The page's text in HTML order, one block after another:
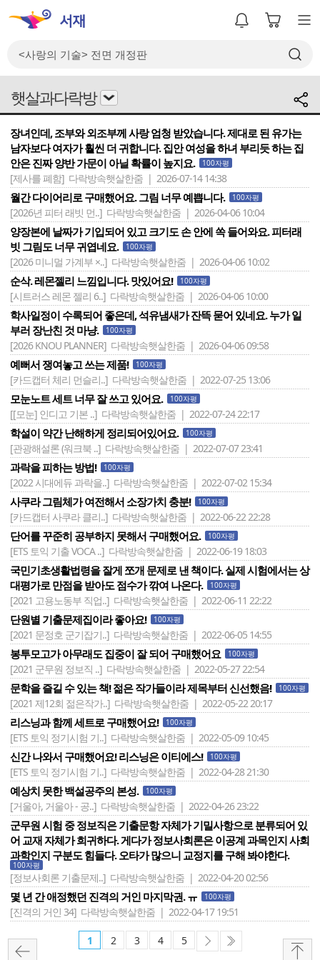
햇살과다락방
장녀인데, 조부와 외조부께 사랑 엄청 받았습니다. 제대로 된 유가는
남자보다 여자가 훨씬 더 귀합니다. 집안 여성을 하녀 부리듯 하는 집
안은 진짜 양반 가문이 아닐 확률이 높지요.
100자평
[제사를 폐함] 다락방속햇살한줌 | 2026-07-14 14:38
월간 다이어리로 구매했어요. 그림 너무 예쁩니다. 100자평
[2026년 피터 래빗 먼..] 다락방속햇살한줌 | 2026-04-06 10:04
양장본에 날짜가 기입되어 있고 크기도 손 안에 쏙 들어와요. 피터래
빗 그림도 너무 귀엽네요.
100자평
[2026 미니멀 가계부 ×..] 다락방속햇살한줌 | 2026-04-06 10:02
순삭. 레몬젤리 느낌입니다. 맛있어요! 100자평
[시트러스 레몬 젤리 6..] 다락방속햇살한줌 | 2026-04-06 10:00
학사일정이 수록되어 좋은데, 석유냄새가 잔뜩 묻어 있네요. 누가 일
부러 장난친 것 마냥.
100자평
[2026 KNOU PLANNER] 다락방속햇살한줌 | 2026-04-06 09:58
예뻐서 쟁여놓고 쓰는 제품! 100자평
[카드캡터 체리 먼슬리..] 다락방속햇살한줌 | 2022-07-25 13:06
모눈노트 세트 너무 잘 쓰고 있어요. 100자평
[[모눈] 인디고 기본 ..] 다락방속햇살한줌 | 2022-07-24 22:17
학설이 약간 난해하게 정리되어있어요. 100자평
[관광해설론 (워크북 ..] 다락방속햇살한줌 | 2022-07-07 23:41
과락을 피하는 방법! 100자평
[2022 시대에듀 과락을..] 다락방속햇살한줌 | 2022-07-02 15:34
사쿠라 그림체가 여전해서 소장가치 충분! 100자평
[카드캡터 사쿠라 클리..] 다락방속햇살한줌 | 2022-06-22 22:28
단어를 꾸준히 공부하지 못해서 구매했어요. 100자평
[ETS 토익 기출 VOCA ..] 다락방속햇살한줌 | 2022-06-19 18:03
국민기초생활법령을 잘게 쪼개 문제로 낸 책이다. 실제 시험에서는 상
대평가로 만점을 받아도 점수가 깎여 나온다.
100자평
[2021 고용노동부 직업..] 다락방속햇살한줌 | 2022-06-11 22:22
단원별 기출문제집이라 좋아요! 100자평
[2021 문정호 군기잡기..] 다락방속햇살한줌 | 2022-06-05 14:55
봉투모고가 아무래도 집중이 잘 되어 구매했어요 100자평
[2021 군무원 정보직 ..] 다락방속햇살한줌 | 2022-05-27 22:54
문학을 즐길 수 있는 책! 젊은 작가들이라 제목부터 신선했음! 100자평
[2021 제12회 젊은작가..] 다락방속햇살한줌 | 2022-05-22 20:17
리스닝과 함께 세트로 구매했어요! 100자평
[ETS 토익 정기시험 기..] 다락방속햇살한줌 | 2022-05-09 10:45
신간 나와서 구매했어요! 리스닝은 이티에스! 100자평
[ETS 토익 정기시험 기..] 다락방속햇살한줌 | 2022-04-28 21:30
예상치 못한 백설공주의 본성. 100자평
[거울아, 거울아 - 공..] 다락방속햇살한줌 | 2022-04-26 23:22
군무원 시험 중 정보직은 기출문항 자체가 기밀사항으로 분류되어 있
어 교재 자체가 희귀하다. 게다가 정보사회론은 이공계 과목인지 사회
과학인지 구분도 힘들다. 오타가 많으니 교정지를 구해 봐야한다.
100자평
[정보사회론 기출문제..] 다락방속햇살한줌 | 2022-04-20 02:56
몇 년 간 애정했던 진격의 거인 마지막권. ㅠ 100자평
[진격의 거인 34] 다락방속햇살한줌 | 2022-04-17 19:51
1 2 3 4 5